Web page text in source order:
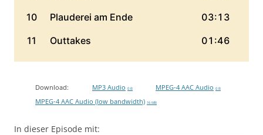
Download: MP3 Audio 0 B MPEG-4 AAC Audio 0 B
MPEG-4 AAC Audio (low bandwidth) 16 MB
In dieser Episode mit: